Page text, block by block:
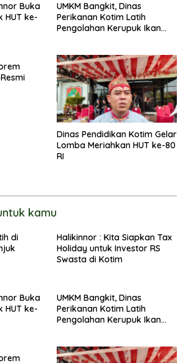
Buka
HUT ke-
UMKM Bangkit, Dinas
Perikanan Kotim Latih
Pengolahan Kerupuk Ikan
Dinas Pendidikan Kotim Gelar
Lomba Meriahkan HUT ke-80
RI
kamu
di
Halikinnor : Kita Siapkan Tax
Holiday untuk Investor RS
Swasta di Kotim
Buka
HUT ke-
UMKM Bangkit, Dinas
Perikanan Kotim Latih
Pengolahan Kerupuk Ikan